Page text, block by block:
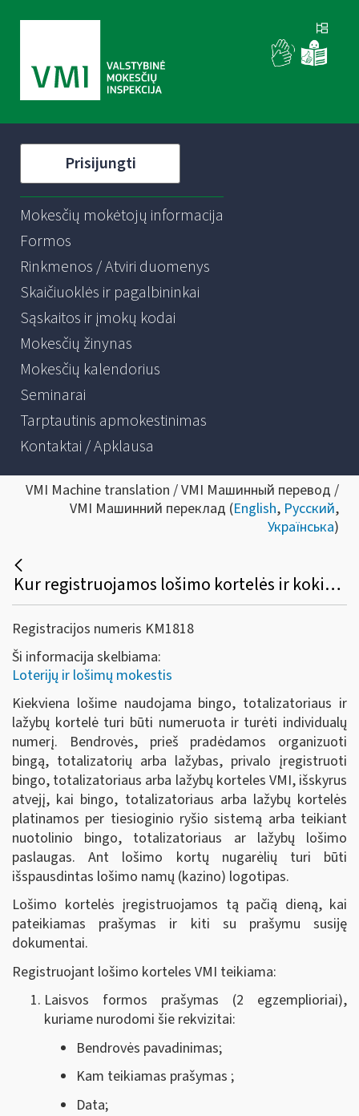
Prisijungti
Mokesčių mokėtojų informacija
Formos
Rinkmenos / Atviri duomenys
Skaičiuoklės ir pagalbininkai
Sąskaitos ir įmokų kodai
Mokesčių žinynas
Mokesčių kalendorius
Seminarai
Tarptautinis apmokestinimas
Kontaktai / Apklausa
VMI Machine translation / VMI Машинный перевод /
VMI Машинний переклад (English, Русский,
Українська)
Kur registruojamos lošimo kortelės ir kokie dokumentai teikiami registruojant lošimo korteles?
Registracijos numeris KM1818
Ši informacija skelbiama:
Loterijų ir lošimų mokestis
Kiekviena lošime naudojama bingo, totalizatoriaus ir
lažybų kortelė turi būti numeruota ir turėti individualų
numerį. Bendrovės, prieš pradėdamos organizuoti
bingą, totalizatorių arba lažybas, privalo įregistruoti
bingo, totalizatoriaus arba lažybų korteles VMI, išskyrus
atvejį, kai bingo, totalizatoriaus arba lažybų kortelės
platinamos per tiesioginio ryšio sistemą arba teikiant
nuotolinio bingo, totalizatoriaus ar lažybų lošimo
paslaugas. Ant lošimo kortų nugarėlių turi būti
išspausdintas lošimo namų (kazino) logotipas.
Lošimo kortelės įregistruojamos tą pačią dieną, kai
pateikiamas prašymas ir kiti su prašymu susiję
dokumentai.
Registruojant lošimo korteles VMI teikiama:
Laisvos formos prašymas (2 egzemplioriai),
kuriame nurodomi šie rekvizitai:
Bendrovės pavadinimas;
Kam teikiamas prašymas ;
Data;